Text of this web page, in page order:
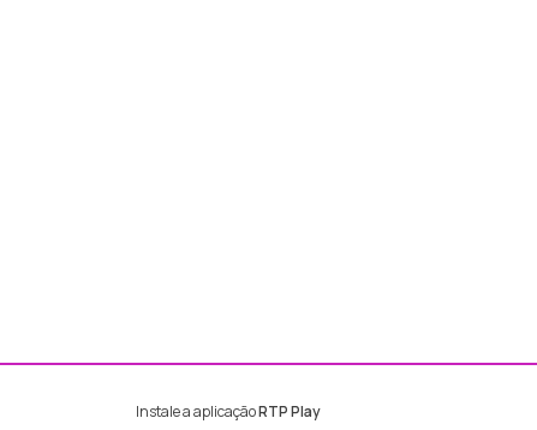
Instale a aplicaçãoRTP Play